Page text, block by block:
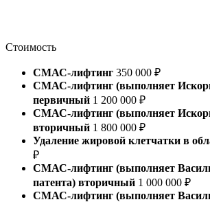
Стоимость
СМАС-лифтинг 350 000 ₽
СМАС-лифтинг (выполняет
первичный 1 200 000 ₽
СМАС-лифтинг (выполняет
вторичный 1 800 000 ₽
Удаление жировой клетчатки в
₽
СМАС-лифтинг (выполняет
патента) вторичный 1 000 000 ₽
СМАС-лифтинг (выполняет